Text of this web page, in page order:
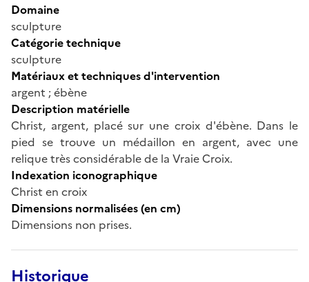
Domaine
sculpture
Catégorie technique
sculpture
Matériaux et techniques d'intervention
argent ; ébène
Description matérielle
Christ, argent, placé sur une croix d'ébène. Dans le
pied se trouve un médaillon en argent, avec une
relique très considérable de la Vraie Croix.
Indexation iconographique
Christ en croix
Dimensions normalisées (en cm)
Dimensions non prises.
Historique